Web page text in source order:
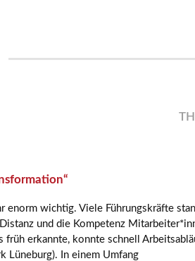
enorm wichtig. Viele Führungskräfte
und die Kompetenz
früh erkannte, konnte schnell
Lüneburg). In einem Umfang